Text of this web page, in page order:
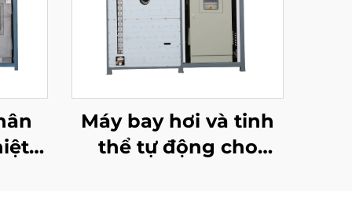
Máy bay hơi và tinh
thể tự động cho